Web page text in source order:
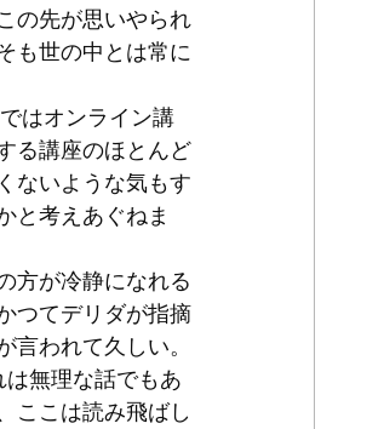
の先が思いやられ
も世の中とは常に
はオンライン講
る講座のほとんど
ないような気もす
と考えあぐねま
方が冷静になれる
つてデリダが指摘
言われて久しい。
無理な話でもあ
ここは読み飛ばし